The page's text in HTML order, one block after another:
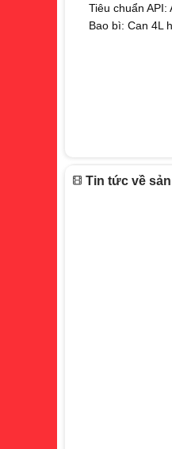
Tiêu chuẩn API:
Bao bì: Can 4L
Tin tức về